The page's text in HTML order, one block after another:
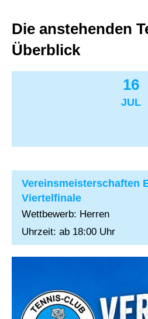
Die anstehenden
Überblick
16
JUL
Vereinsmeisterschaften
Viertelfinale
Wettbewerb: Herren
Uhrzeit: ab 18:00 Uhr